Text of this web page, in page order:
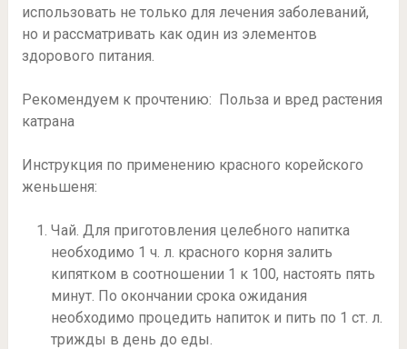
использовать не только для лечения заболеваний,
но и рассматривать как один из элементов
здорового питания.
Рекомендуем к прочтению: Польза и вред растения
катрана
Инструкция по применению красного корейского
женьшеня:
Чай. Для приготовления целебного напитка
необходимо 1 ч. л. красного корня залить
кипятком в соотношении 1 к 100, настоять пять
минут. По окончании срока ожидания
необходимо процедить напиток и пить по 1 ст. л.
трижды в день до еды.